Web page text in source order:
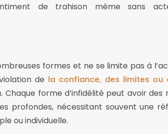
de trahison même sans
formes et ne se limite pas à
de la confiance, des limites ou
Chaque forme d’infidélité peut avoir des
profondes, nécessitant souvent une
ou individuelle.